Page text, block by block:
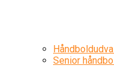
Senior